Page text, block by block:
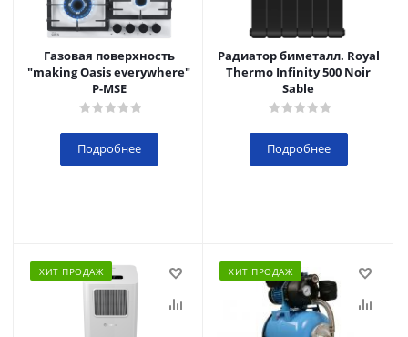
Газовая поверхность
"making Oasis everywhere"
P-MSE
Подробнее
Радиатор биметалл. Royal
Thermo Infinity 500 Noir
Sable
Подробнее
ХИТ ПРОДАЖ ХИТ ПРОДАЖ